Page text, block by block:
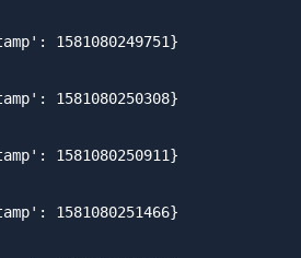
1581080249751}
1581080250308}
1581080250911}
1581080251466}